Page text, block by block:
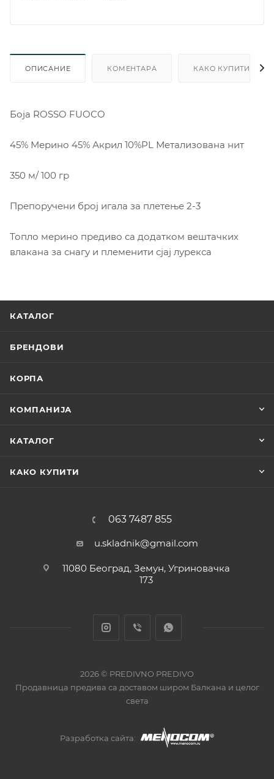
ОПИСАНИЕ КОМЕНТАРА КАКО КУПИТИ
Боjа ROSSO FUOCO
45% Мерино 45% Акрил 10%PL Метализована нит
350 м/ 100 гр
Препоручени број игала за плетење 2-3
Топло мерино предиво са додатком вештачких
влакана за снагу и племенити сјај лурекса
КАТАЛОГ
БРЕНДОВИ
КОРПА
КОМПАНИЈА
КАТАЛОГ
КАКО КУПИТИ
063 7487 855
u.skladnik@gmail.com
11080 Београд, Земун, Угриновачка
173
2026 © PREDIVNO PREDIVO
Продавница предива са доставом широм Балкана и целог
света
Разработка сайта: